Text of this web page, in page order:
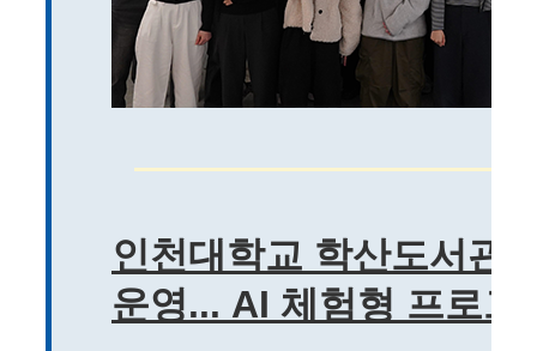
인천대학교 학산도서관,
운영... AI 체험형 프로그